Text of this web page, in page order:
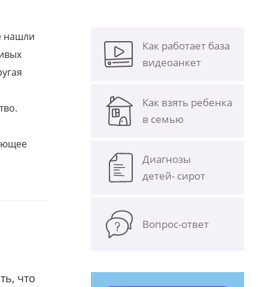
нашли
что
Как работает база
видеоанкет
Как взять ребенка
в семью
Диагнозы
детей- сирот
Вопрос-ответ